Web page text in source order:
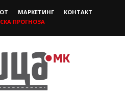
МАРКЕТИНГ
КОНТАКТ
ПРОГНОЗА